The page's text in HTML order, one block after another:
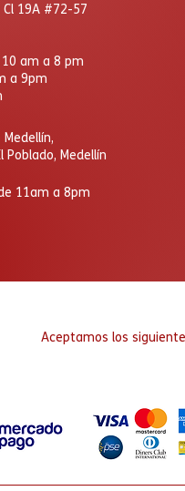
19A #72-57
am a 8 pm
a 9pm
Poblado, Medellín
11am a 8pm
Aceptamos los